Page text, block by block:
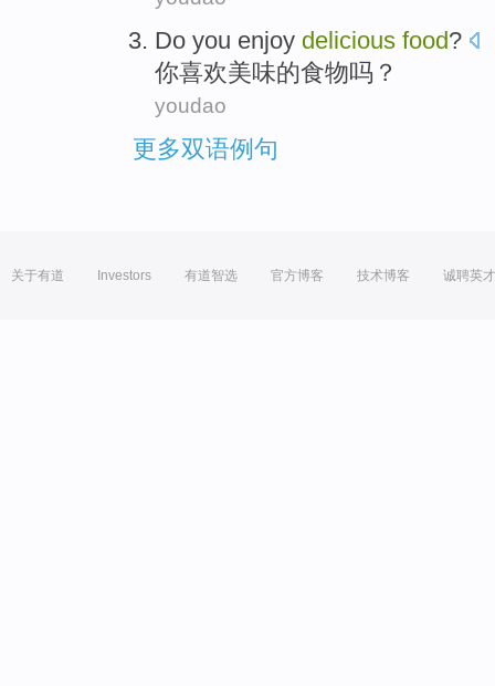
Do you enjoy delicious food?
你喜欢美味的食物吗？
youdao
更多双语例句
关于有道 Investors 有道智选 官方博客 技术博客 诚聘英才